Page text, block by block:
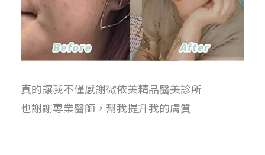
真的讓我不僅感謝微依美精品醫美診所
也謝謝專業醫師，幫我提升我的膚質